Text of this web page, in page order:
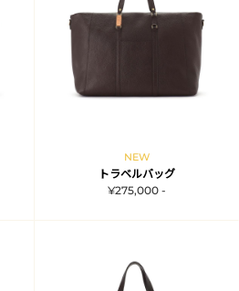
NEW
トラベルバッグ
¥275,000 -